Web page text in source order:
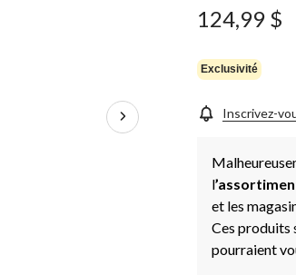
124,99 $
Exclusivité
Inscrivez-
l
et les
Ces produits
pourraient